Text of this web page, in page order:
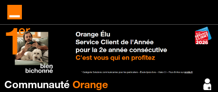
Communauté Orange